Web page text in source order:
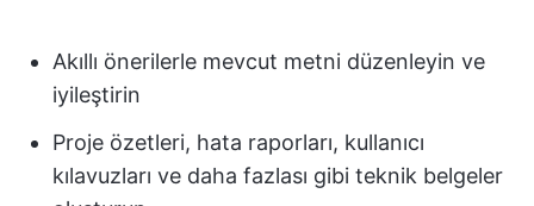
Akıllı önerilerle mevcut metni düzenleyin ve
iyileştirin
Proje özetleri, hata raporları, kullanıcı
kılavuzları ve daha fazlası gibi teknik belgeler